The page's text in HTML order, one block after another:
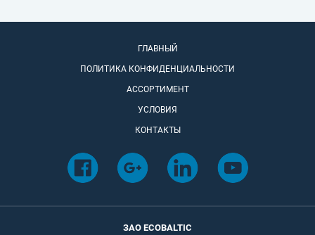
ГЛАВНЫЙ
ПОЛИТИКА КОНФИДЕНЦИАЛЬНОСТИ
АССОРТИМЕНТ
УСЛОВИЯ
КОНТАКТЫ
ЗАО ECOBALTIC